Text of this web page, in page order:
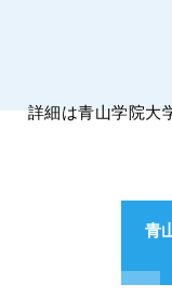
詳細は青山学院大
青